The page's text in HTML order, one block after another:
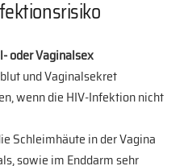
oder Vaginalsex
und Vaginalsekret
wenn die HIV-Infektion nicht
Schleimhäute in der Vagina
sowie im Enddarm sehr